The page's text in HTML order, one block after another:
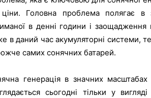
Головна проблема полягає в
в денні години і заощадження
в даний час акумуляторні системи,
самих сонячних батарей.
генерація в значних масштабах
сьогодні тільки у вигляді